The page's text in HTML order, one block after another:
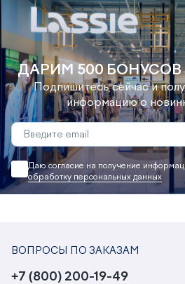
ДАРИМ 500
Подпишитесь сейчас и
информацию о
Даю согласие на получение
обработку персональных данных
ВОПРОСЫ ПО ЗАКАЗАМ
+7 (800) 200-19-49